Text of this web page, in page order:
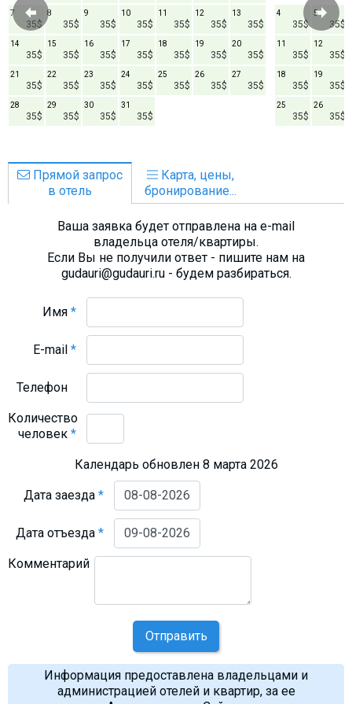
35$
7
35$
8
35$
9
35$
10
35$
11
35$
12
35$
13
35$
14
35$
15
35$
16
35$
17
35$
18
35$
19
35$
20
35$
21
35$
22
35$
23
35$
24
35$
25
35$
26
35$
27
35$
28
35$
29
35$
30
35$
31
35$
4
35$
5
35$
11
35$
12
35$
18
35$
19
35$
25
35$
26
Прямой запрос
в отель
Карта, цены,
бронирование...
Ваша заявка будет отправлена на e-mail
владельца отеля/квартиры.
Если Вы не получили ответ - пишите нам на
gudauri@gudauri.ru - будем разбираться.
Имя*
E-mail*
Телефон
Количество
человек*
Календарь обновлен 8 марта 2026
Дата заезда*
Дата отъезда*
Комментарий
Отправить
Информация предоставлена владельцами и
администрацией отелей и квартир, за ее